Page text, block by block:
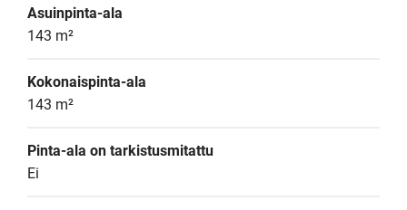
Asuinpinta-ala
143 m²
Kokonaispinta-ala
143 m²
Pinta-ala on tarkistusmitattu
Ei